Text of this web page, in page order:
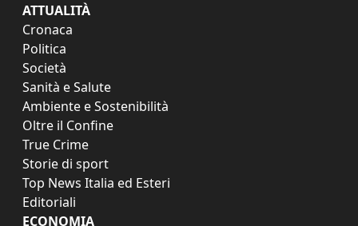
ATTUALITÀ
Cronaca
Politica
Società
Sanità e Salute
Ambiente e Sostenibilità
Oltre il Confine
True Crime
Storie di sport
Top News Italia ed Esteri
Editoriali
ECONOMIA